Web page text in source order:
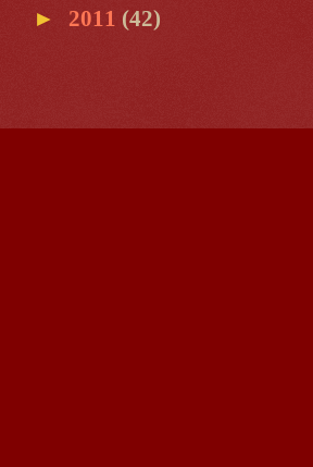
► 2011 (42)